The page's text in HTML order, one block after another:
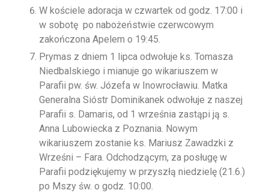
W kościele adoracja w czwartek od godz. 17:00 i
w sobotę po nabożeństwie czerwcowym
zakończona Apelem o 19:45.
Prymas z dniem 1 lipca odwołuje ks. Tomasza
Niedbalskiego i mianuje go wikariuszem w
Parafii pw. św. Józefa w Inowrocławiu. Matka
Generalna Sióstr Dominikanek odwołuje z naszej
Parafii s. Damaris, od 1 września zastąpi ją s.
Anna Lubowiecka z Poznania. Nowym
wikariuszem zostanie ks. Mariusz Zawadzki z
Wrześni – Fara. Odchodzącym, za posługę w
Parafii podziękujemy w przyszłą niedzielę (21.6.)
po Mszy św. o godz. 10:00.